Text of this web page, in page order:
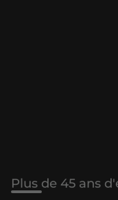
Plus de 45 ans